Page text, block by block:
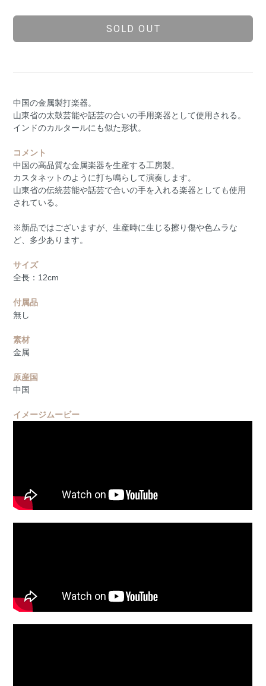
SOLD OUT
中国の金属製打楽器。
山東省の太鼓芸能や話芸の合いの手用楽器として使用される。
インドのカルタールにも似た形状。
コメント
中国の高品質な金属楽器を生産する工房製。
カスタネットのように打ち鳴らして演奏します。
山東省の伝統芸能や話芸で合いの手を入れる楽器としても使用
されている。
※新品ではございますが、生産時に生じる擦り傷や色ムラな
ど、多少あります。
サイズ
全長：12cm
付属品
無し
素材
金属
原産国
中国
イメージムービー